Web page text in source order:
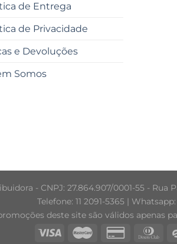
de Entrega
de Privacidade
e Devoluções
Somos
- CNPJ: 27.864.907/0001-55 - Rua
Telefone: 11 2091-5365 | Whatsapp:
deste site são válidos apenas